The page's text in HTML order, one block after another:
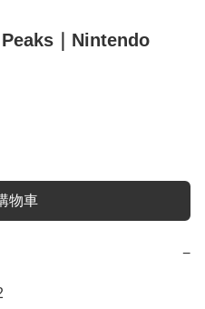
｜Nintendo
物車
−